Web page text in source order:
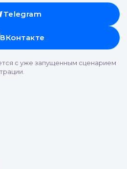
Telegram
ВКонтакте
с уже запущенным сценарием